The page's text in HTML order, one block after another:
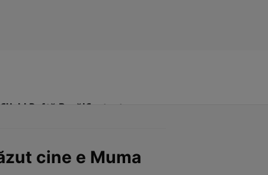
Click! Poftă Bună!Contact
cine e Muma